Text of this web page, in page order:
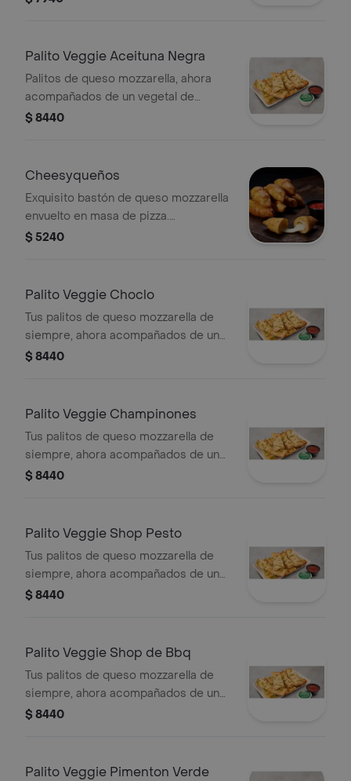
Palito Veggie Aceituna Negra
Palitos de queso mozzarella, ahora
acompañados de un vegetal de
aceituna negra
$ 8440
Cheesyqueños
Exquisito bastón de queso mozzarella
envuelto en masa de pizza.
acompañado de un cup de salsa de
$ 5240
Palito Veggie Choclo
Tus palitos de queso mozzarella de
siempre, ahora acompañados de un
vegetal o shot a tu elección
$ 8440
Palito Veggie Champinones
Tus palitos de queso mozzarella de
siempre, ahora acompañados de un
vegetal o shot a tu elección
$ 8440
Palito Veggie Shop Pesto
Tus palitos de queso mozzarella de
siempre, ahora acompañados de un
vegetal o shot a tu elección
$ 8440
Palito Veggie Shop de Bbq
Tus palitos de queso mozzarella de
siempre, ahora acompañados de un
vegetal o shot a tu elección
$ 8440
Palito Veggie Pimenton Verde